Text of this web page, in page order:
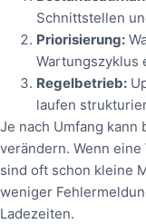
Schnittstellen
Priorisierung:
Wartungszyklus
Regelbetrieb:
laufen
Je nach Umfang
verändern. Wenn
sind oft schon kleine
weniger
Ladezeiten.